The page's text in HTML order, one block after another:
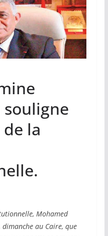
la
Mohamed
au Caire, que